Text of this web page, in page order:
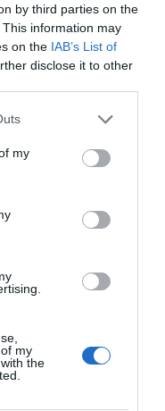
by third parties on the
This information may
on the IAB’s List of
disclose it to other
my
my
the
'Brain gain' o
la diàspora
la City i les
2023